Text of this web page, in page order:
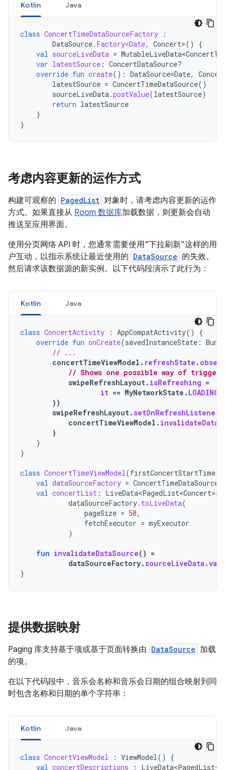
Kotlin Java
class ConcertTimeDataSourceFactory
:
DataSource. Factory<Date, Concert>()
{
val sourceLiveData =
var latestSource : ConcertDataSource?
override fun create(): DataSource<Date,
latestSource = ConcertTimeDataSource()
sourceLiveData.postValue(latestSource)
return latestSource
}
}
考虑内容更新的运作方式
构建可观察的 PagedList 对象时，请考虑内容更新的运作
方式。如果直接从 Room 数据库加载数据，则更新会自动
推送至应用界面。
使用分页网络 API 时，您通常需要使用“下拉刷新”这样的用
户互动，以指示系统让最近使用的 DataSource 的失效。
然后请求该数据源的新实例。以下代码段演示了此行为：
Kotlin Java
class ConcertActivity : AppCompatActivity()
{
override fun onCreate(savedInstanceState :
// ...
concertTimeViewModel . refreshState .
// Shows one possible way of
swipeRefreshLayout. isRefreshing =
it == MyNetworkState . LOADING
})
swipeRefreshLayout.setOnRefreshListener
concertTimeViewModel .
}
}
}
class ConcertTimeViewModel(firstConcertStartTime
val dataSourceFactory =
val concertList : LiveData<PagedList<Concert>>
dataSourceFactory. toLiveData(
pageSize = 50,
fetchExecutor = myExecutor
)
fun invalidateDataSource() =
dataSourceFactory.sourceLiveData .
}
提供数据映射
Paging 库支持基于项或基于页面转换由 DataSource 加载
的项。
在以下代码段中，音乐会名称和音乐会日期的组合映射到同
时包含名称和日期的单个字符串：
Kotlin Java
class ConcertViewModel : ViewModel()
{
val concertDescriptions :